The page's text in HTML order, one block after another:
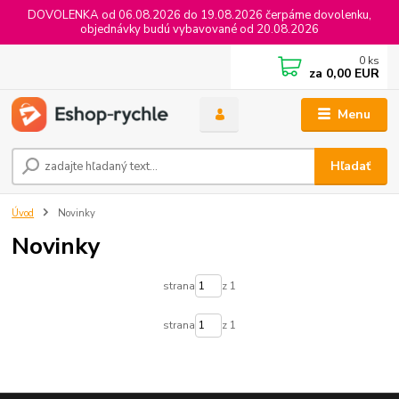
DOVOLENKA od 06.08.2026 do 19.08.2026 čerpáme dovolenku,
objednávky budú vybavované od 20.08.2026
Menu
Hľadať
0 ks
za 0,00 EUR
Úvod Novinky
Novinky
strana z 1
strana z 1